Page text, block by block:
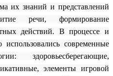
их знаний и представлений
речи, формирование
действий. В процессе и
современные
здоровьесберегающие,
элементы игровой